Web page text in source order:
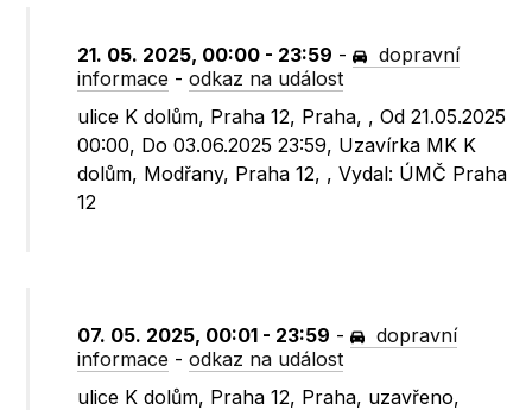
21. 05. 2025, 00:00 - 23:59 -
dopravní
informace -odkaz na událost
ulice K dolům, Praha 12, Praha, , Od 21.05.2025
00:00, Do 03.06.2025 23:59, Uzavírka MK K
dolům, Modřany, Praha 12, , Vydal: ÚMČ Praha
12
07. 05. 2025, 00:01 - 23:59 -
dopravní
informace -odkaz na událost
ulice K dolům, Praha 12, Praha, uzavřeno,